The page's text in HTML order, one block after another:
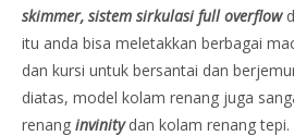
skimmer, sistem sirkulasi full overflow
itu anda bisa meletakkan berbagai
dan kursi untuk bersantai dan
diatas, model kolam renang juga
renang invinitydan kolam renang tepi.